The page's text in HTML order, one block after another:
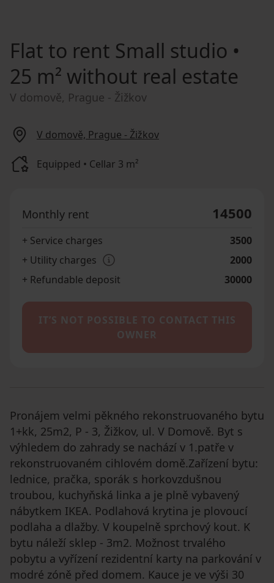
Flat to rent Small studio •
25 m² without real estate
V domově, Prague - Žižkov
V domově, Prague - Žižkov
Equipped • Cellar 3 m²
Monthly rent 14500
+ Service charges
3500
+ Utility charges
2000
+ Refundable deposit
30000
IT’S NOT POSSIBLE TO CONTACT THIS
OWNER
Pronájem velmi pěkného rekonstruovaného bytu
1+kk, 25m2, P - 3, Žižkov, ul. V Domově. Byt s
výhledem do zahrady se nachází v 1.patře v
rekonstruovaném cihlovém domě.Zařízení bytu:
lednice, pračka, sporák s horkovzdušnou
troubou, kuchyňská linka a je plně vybavený
nábytkem IKEA. Podlahová krytina je plovoucí
podlaha a dlažby. V koupelně sprchový kout. K
bytu náleží sklep - 3m2. Možnost trvalého
pobytu a vyřízení rezidentní karty na parkování v
modré zóně před domem. Kauce je ve výši 30